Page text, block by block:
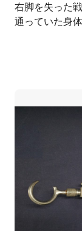
右脚を失った
通っていた身